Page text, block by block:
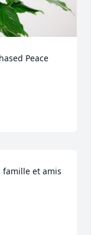
Peace
famille et amis